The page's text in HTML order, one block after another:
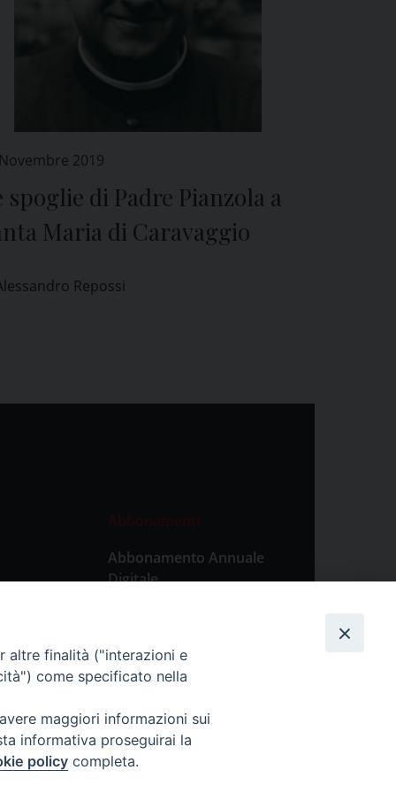
2019
spoglie di Padre Pianzola a
Maria di Caravaggio
Repossi
Abbonamenti
Abbonamento Annuale
Digitale
Abbonamento Singola
Copia Digitale
altre finalità ("interazioni e
come specificato nella
maggiori informazioni sui
informativa proseguirai la
policy completa.